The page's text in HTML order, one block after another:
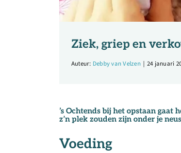
Ziek, griep en
Auteur: Debby van Velzen | 24 januari
’s Ochtends bij het opstaan
z’n plek zouden zijn onder je
Voeding